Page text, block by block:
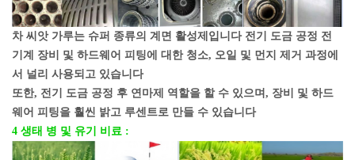
차 씨앗 가루는 슈퍼 종류의 계면 활성제입니다 전기 도금 공정 전
기계 장비 및 하드웨어 피팅에 대한 청소, 오일 및 먼지 제거 과정에
서 널리 사용되고 있습니다
또한, 전기 도금 공정 후 연마제 역할을 할 수 있으며, 장비 및 하드
웨어 피팅을 훨씬 밝고 루센트로 만들 수 있습니다
4 생태 병 및 유기 비료 :